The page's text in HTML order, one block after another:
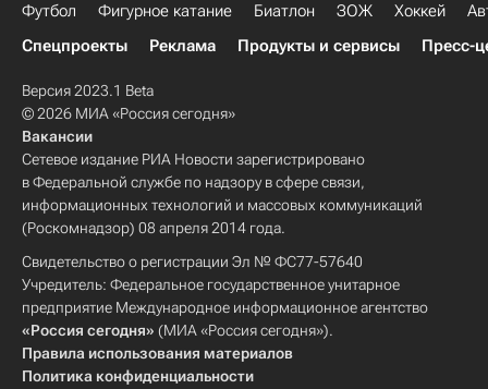
Футбол Фигурное катание Биатлон ЗОЖ Хоккей
Спецпроекты
Реклама Продукты и сервисы Пресс-
Версия 2023.1 Beta
© 2026 МИА «Россия сегодня»
Вакансии
Сетевое издание РИА Новости зарегистрировано
в Федеральной службе по надзору в сфере связи,
информационных технологий и массовых коммуникаций
(Роскомнадзор) 08 апреля 2014 года.
Свидетельство о регистрации Эл № ФС77-57640
Учредитель: Федеральное государственное унитарное
предприятие Международное информационное агентство
«Россия сегодня» (МИА «Россия сегодня»).
Правила использования материалов
Политика конфиденциальности